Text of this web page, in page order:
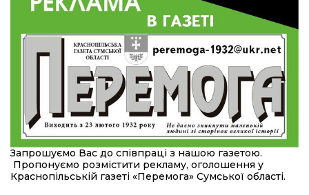
20:00
Житлові сертифікати, підготовка до зими та
підтримка ВПО: підсумки засідання виконкому
Краснопільської селищної ради
Валентина Масалітіна: «Нас тримає віра в
Перемогу і повернення додому»
10:31
28 лип
Знову біль… Знову втрата… На щиті
повертається захисник України Богдан Ємець
16:57
24 лип
Обмежено придатний, але безмежно
вмотивований: Як колишній лісівник став асом
Запрошуємо Вас до співпраці з нашою газетою.
Пропонуємо розмістити рекламу, оголошення у
Краснопільській газеті «Перемога» Сумської області.